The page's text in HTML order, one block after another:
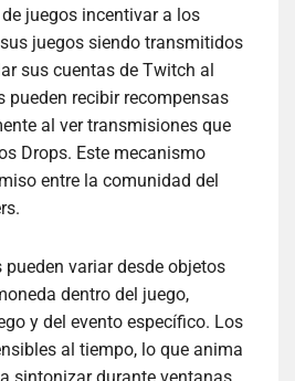
juegos incentivar a los
juegos siendo transmitidos
sus cuentas de Twitch al
pueden recibir recompensas
al ver transmisiones que
Drops. Este mecanismo
entre la comunidad del
pueden variar desde objetos
dentro del juego,
y del evento específico. Los
al tiempo, lo que anima